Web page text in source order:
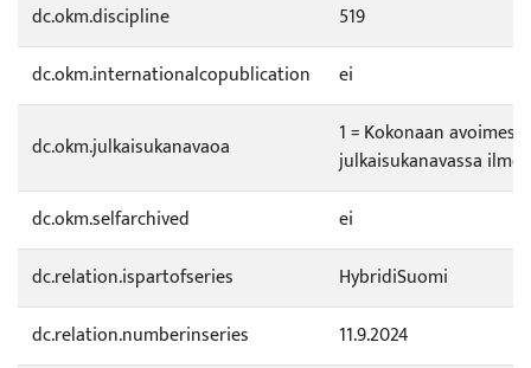
dc.okm.discipline
519
dc.okm.internationalcopublication
ei
dc.okm.julkaisukanavaoa
1 = Kokonaan
julkaisukanavassa
dc.okm.selfarchived
ei
dc.relation.ispartofseries
HybridiSuomi
dc.relation.numberinseries
11.9.2024